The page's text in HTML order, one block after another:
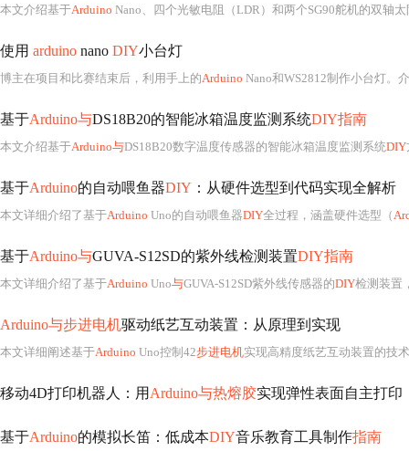
本文介绍基于Arduino Nano、四个光敏电阻（LDR）和两个SG90舵机的双轴
使用 arduino nano DIY小台灯
博主在项目和比赛结束后，利用手上的Arduino Nano和WS2812制作小台灯。
基于Arduino与DS18B20的智能冰箱温度监测系统DIY指南
本文介绍基于Arduino与DS18B20数字温度传感器的智能冰箱温度监测系统DIY
基于Arduino的自动喂鱼器DIY ：从硬件选型到代码实现全解析
本文详细介绍了基于Arduino Uno的自动喂鱼器DIY全过程，涵盖硬件选型（
基于Arduino与GUVA-S12SD的紫外线检测装置DIY指南
本文详细介绍了基于Arduino Uno与GUVA-S12SD紫外线传感器的DIY检测装置，涵
Arduino与步进电机驱动纸艺互动装置：从原理到实现
本文详细阐述基于Arduino Uno控制42步进电机实现高精度纸艺互动装置的技术方案。核心包括霍尔传感器归零校准、TMC2208静音驱动
移动4D打印机器人：用 Arduino与热熔胶实现弹性表面自主打印
基于Arduino的模拟长笛：低成本DIY音乐教育工具制作指南